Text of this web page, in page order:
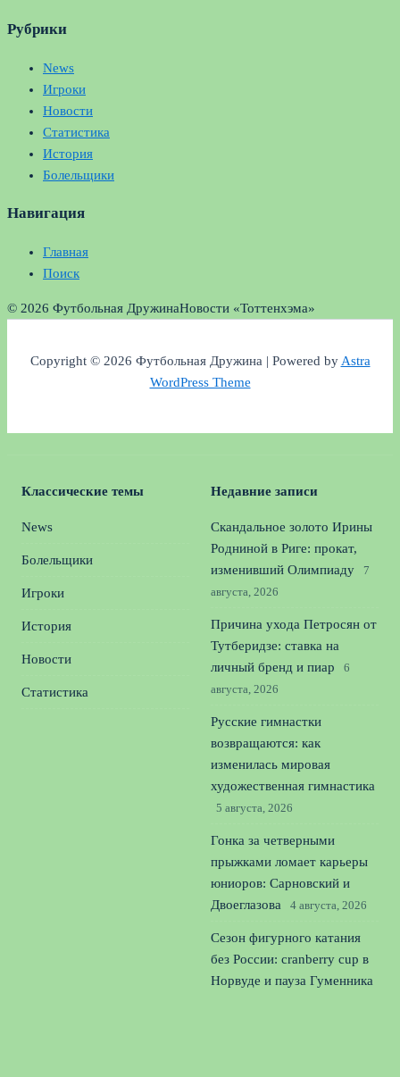
Рубрики
News
Игроки
Новости
Статистика
История
Болельщики
Навигация
Главная
Поиск
© 2026 Футбольная ДружинаНовости «Тоттенхэма»
Copyright © 2026 Футбольная Дружина | Powered byAstra
WordPress Theme
Классические темы
News
Болельщики
Игроки
История
Новости
Статистика
Недавние записи
Скандальное золото Ирины
Родниной в Риге: прокат,
изменивший Олимпиаду
7
августа, 2026
Причина ухода Петросян от
Тутберидзе: ставка на
личный бренд и пиар
6
августа, 2026
Русские гимнастки
возвращаются: как
изменилась мировая
художественная гимнастика
5 августа, 2026
Гонка за четверными
прыжками ломает карьеры
юниоров: Сарновский и
Двоеглазова
4 августа, 2026
Сезон фигурного катания
без России: cranberry cup в
Норвуде и пауза Гуменника